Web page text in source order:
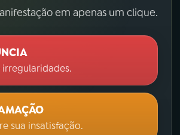
em apenas um clique.
irregularidades.
sua insatisfação.